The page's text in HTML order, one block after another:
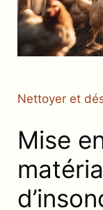
Nettoyer et
Mise